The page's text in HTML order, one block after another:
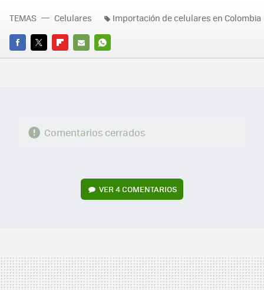
FACEBOOK
TWITTERFLIPBOARD
E-
WHATSAPP
TEMAS Celulares Importación de celulares en Colombia
Comentarios cerrados
VER4 COMENTARIOS